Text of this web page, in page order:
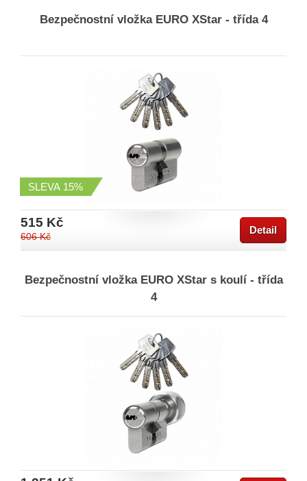
Bezpečnostní vložka EURO XStar - třída 4
SLEVA 15%
515 Kč
606 Kč
Detail
Bezpečnostní vložka EURO XStar s koulí - třída
4